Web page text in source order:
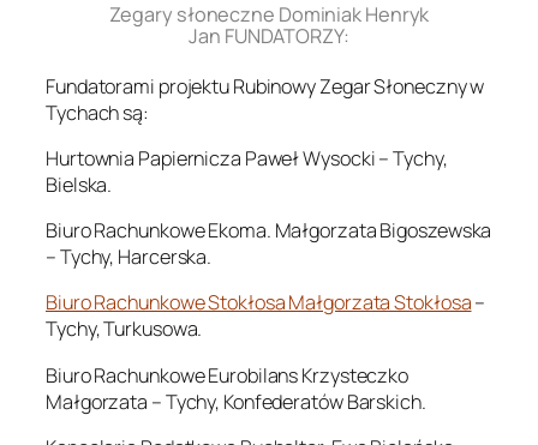
Zegary słoneczne Dominiak Henryk
Jan FUNDATORZY:
Fundatorami projektu Rubinowy Zegar Słoneczny w
Tychach są:
Hurtownia Papiernicza Paweł Wysocki – Tychy,
Bielska.
Biuro Rachunkowe Ekoma. Małgorzata Bigoszewska
– Tychy, Harcerska.
Biuro Rachunkowe Stokłosa Małgorzata Stokłosa–
Tychy, Turkusowa.
Biuro Rachunkowe Eurobilans Krzysteczko
Małgorzata – Tychy, Konfederatów Barskich.